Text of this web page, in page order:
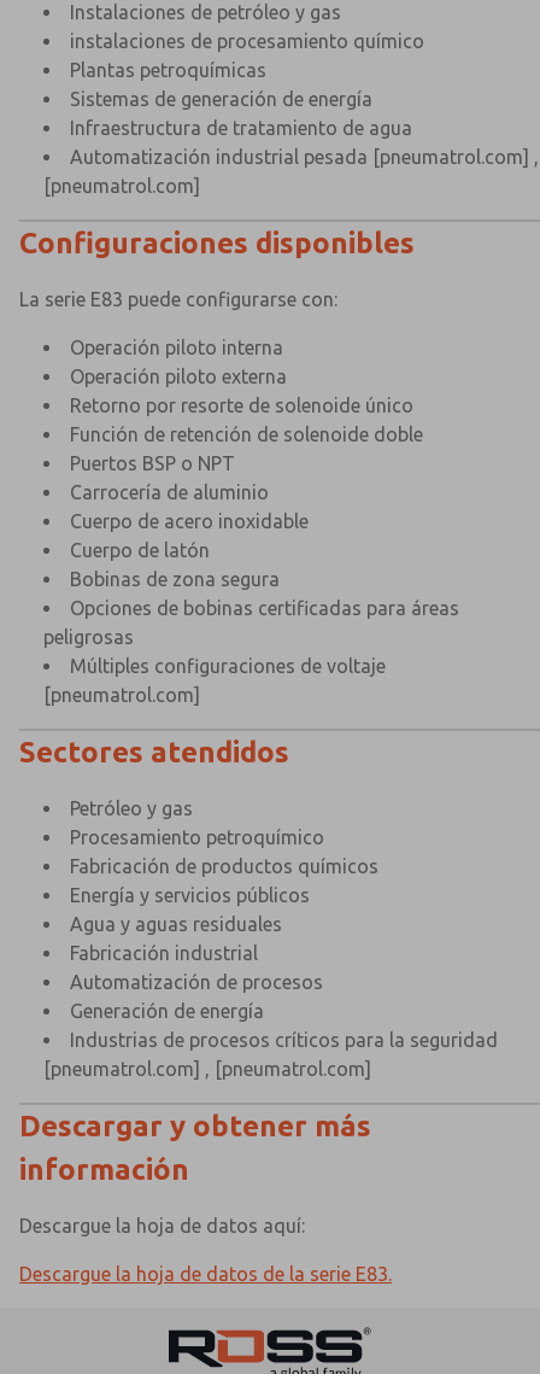
Instalaciones de petróleo y gas
instalaciones de procesamiento químico
Plantas petroquímicas
Sistemas de generación de energía
Infraestructura de tratamiento de agua
Automatización industrial pesada [pneumatrol.com] ,
[pneumatrol.com]
Configuraciones disponibles
La serie E83 puede configurarse con:
Operación piloto interna
Operación piloto externa
Retorno por resorte de solenoide único
Función de retención de solenoide doble
Puertos BSP o NPT
Carrocería de aluminio
Cuerpo de acero inoxidable
Cuerpo de latón
Bobinas de zona segura
Opciones de bobinas certificadas para áreas
peligrosas
Múltiples configuraciones de voltaje
[pneumatrol.com]
Sectores atendidos
Petróleo y gas
Procesamiento petroquímico
Fabricación de productos químicos
Energía y servicios públicos
Agua y aguas residuales
Fabricación industrial
Automatización de procesos
Generación de energía
Industrias de procesos críticos para la seguridad
[pneumatrol.com] , [pneumatrol.com]
Descargar y obtener más
información
Descargue la hoja de datos aquí:
Descargue la hoja de datos de la serie E83.